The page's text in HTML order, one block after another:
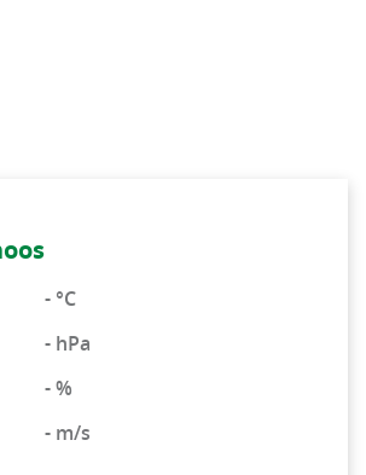
- °C
- hPa
- %
- m/s